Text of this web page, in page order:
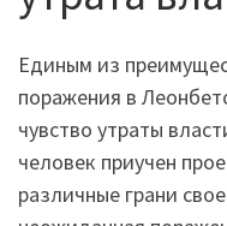
Единым из
поражения в
чувство утраты
человек приучен
различные грани